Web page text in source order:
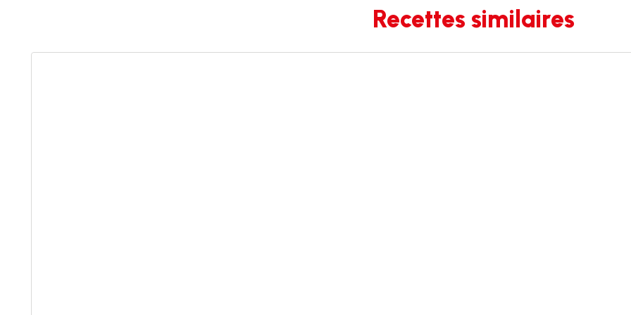
Recettes similaires